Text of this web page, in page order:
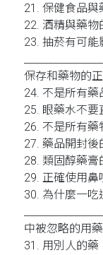
21. 保健食品與
22. 酒精與藥
23. 抽菸有可能
保存和藥物的
24. 不是所有
25. 眼藥水不要
26. 不是所有
27. 藥品開封後
28. 類固醇藥
29. 正確使用
30. 為什麼一吃
中被忽略的用
31. 用別人的